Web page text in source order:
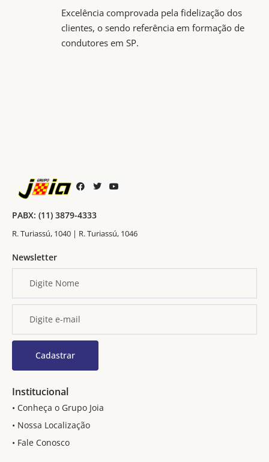
Excelência comprovada pela fidelização dos
clientes, o sendo referência em formação de
condutores em SP.
PABX: (11) 3879-4333
R. Turiassú, 1040 | R. Turiassú, 1046
Newsletter
Institucional
• Conheça o Grupo Joia
• Nossa Localização
• Fale Conosco